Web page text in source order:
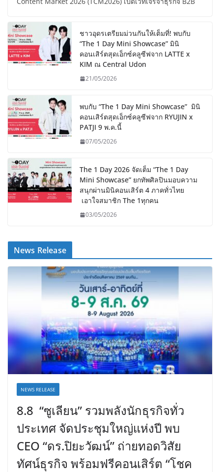
ชาวอุดรเตรียมม่วนกันให้เต็มที่! พบกับ
“The 1 Day Mini Showcase” มินิ
คอนเสิร์ตสุดเอ็กซ์คลูซีฟจาก LATTE x
KIM ณ Central Udon
21/05/2026
พบกับ “The 1 Day Mini Showcase” มินิ
คอนเสิร์ตสุดเอ็กซ์คลูซีฟจาก RYUJIN x
PATJI 9 พ.ค.นี้
07/05/2026
The 1 Day 2026 จัดเต็ม “The 1 Day
Mini Showcase” ยกทัพศิลปินมอบความ
สนุกผ่านมินิคอนเสิร์ต 4 ภาคทั่วไทย
เอาใจสมาชิก The 1ทุกคน
03/05/2026
News Release
NEWS RELEASE
8.8 “ซูเลียน” รวมพลังนักธุรกิจทั่ว
ประเทศ จัดประชุมใหญ่แห่งปี พบ
CEO “ดร.ปิยะวัฒน์” ถ่ายทอดวิสัย
ทัศน์ธุรกิจ พร้อมฟรีคอนเสิร์ต “โชค